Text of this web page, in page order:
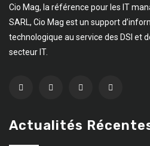
Cio Mag, la référence pour les IT
SARL, Cio Mag est un support
technologique au service des DSI et
secteur IT.
Actualités